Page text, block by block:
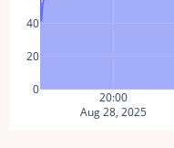
20:00
Aug 28, 2025
0
20
40